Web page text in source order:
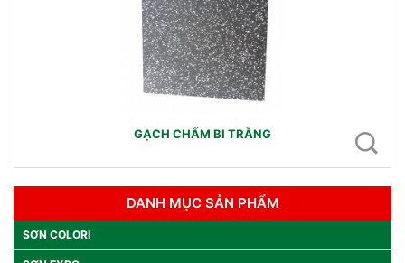
GẠCH CHẤM BI TRẮNG
DANH MỤC SẢN PHẨM
SƠN COLORI